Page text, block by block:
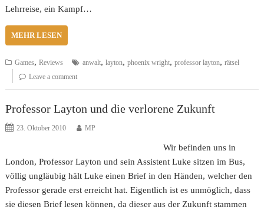
Lehrreise, ein Kampf…
MEHR LESEN
Games,Reviews anwalt,layton,phoenix wright,professor layton,rätsel
Leave a comment
Professor Layton und die verlorene Zukunft
23. Oktober 2010 MP
Wir befinden uns in
London, Professor Layton und sein Assistent Luke sitzen im Bus,
völlig ungläubig hält Luke einen Brief in den Händen, welcher den
Professor gerade erst erreicht hat. Eigentlich ist es unmöglich, dass
sie diesen Brief lesen können, da dieser aus der Zukunft stammen